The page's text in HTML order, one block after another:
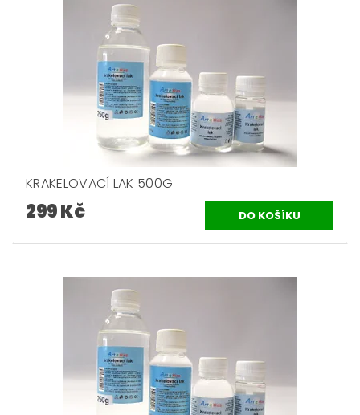
KRAKELOVACÍ LAK 500G
299 Kč